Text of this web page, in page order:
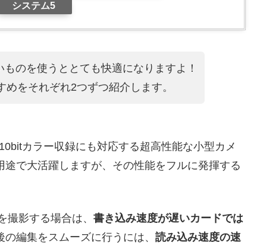
システム5
のを使うととても快適になりますよ！
をそれぞれ2つずつ紹介します。
カラー収録にも対応する超高性能な小型カメ
で大活躍しますが、その性能をフルに発揮する
影する場合は、 書き込み速度が遅いカードでは
の編集をスムーズに行うには、 読み込み速度の速